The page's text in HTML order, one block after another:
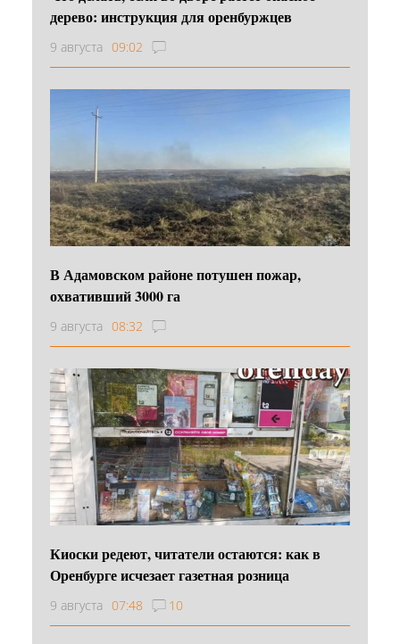
дерево: инструкция для оренбуржцев
9 августа 09:02
В Адамовском районе потушен пожар,
охвативший 3000 га
9 августа 08:32
Киоски редеют, читатели остаются: как в
Оренбурге исчезает газетная розница
9 августа 07:48 10